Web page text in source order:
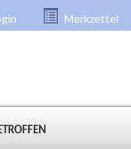
Merkzettel